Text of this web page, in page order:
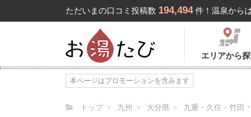
ただいまの口コミ投稿数 194,494 件！温泉から
エリアから
本ページはプロモーションを含みます
トップ 九州 大分県 九重・久住・竹田